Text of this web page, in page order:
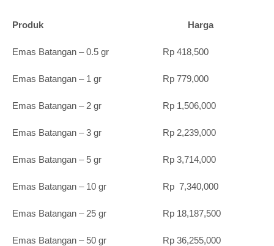
Produk Harga
Emas Batangan – 0.5 gr Rp 418,500
Emas Batangan – 1 gr Rp 779,000
Emas Batangan – 2 gr Rp 1,506,000
Emas Batangan – 3 gr Rp 2,239,000
Emas Batangan – 5 gr Rp 3,714,000
Emas Batangan – 10 gr Rp 7,340,000
Emas Batangan – 25 gr Rp 18,187,500
Emas Batangan – 50 gr Rp 36,255,000